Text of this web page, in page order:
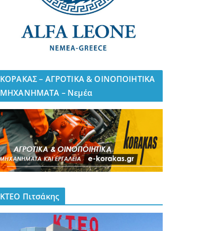
ΚΟΡΑΚΑΣ – ΑΓΡΟΤΙΚΑ & ΟΙΝΟΠΟΙΗΤΙΚΑ
ΜΗΧΑΝΗΜΑΤΑ – Νεμέα
ΚΤΕΟ Πιτσάκης